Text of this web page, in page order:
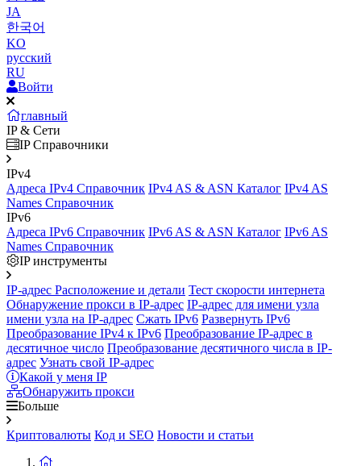
JA
한국어
KO
русский
RU
Войти
главный
IP & Сети
IP Справочники
IPv4
Адреса IPv4 Справочник IPv4 AS & ASN Каталог IPv4 AS
Names Справочник
IPv6
Адреса IPv6 Справочник IPv6 AS & ASN Каталог IPv6 AS
Names Справочник
IP инструменты
IP-адрес Расположение и детали Тест скорости интернета
Обнаружение прокси в IP-адрес IP-адрес для имени узла
имени узла на IP-адрес Сжать IPv6 Развернуть IPv6
Преобразование IPv4 к IPv6 Преобразование IP-адрес в
десятичное число Преобразование десятичного числа в IP-
адрес Узнать свой IP-адрес
Какой у меня IP
Обнаружить прокси
Больше
Криптовалюты Код и SEO Новости и статьи